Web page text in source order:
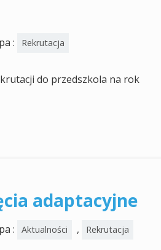
: Rekrutacja
do przedszkola na rok
adaptacyjne
: Aktualności , Rekrutacja